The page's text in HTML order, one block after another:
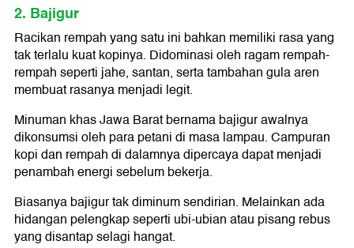
2. Bajigur
Racikan rempah yang satu ini bahkan memiliki rasa yang
tak terlalu kuat kopinya. Didominasi oleh ragam rempah-
rempah seperti jahe, santan, serta tambahan gula aren
membuat rasanya menjadi legit.
Minuman khas Jawa Barat bernama bajigur awalnya
dikonsumsi oleh para petani di masa lampau. Campuran
kopi dan rempah di dalamnya dipercaya dapat menjadi
penambah energi sebelum bekerja.
Biasanya bajigur tak diminum sendirian. Melainkan ada
hidangan pelengkap seperti ubi-ubian atau pisang rebus
yang disantap selagi hangat.